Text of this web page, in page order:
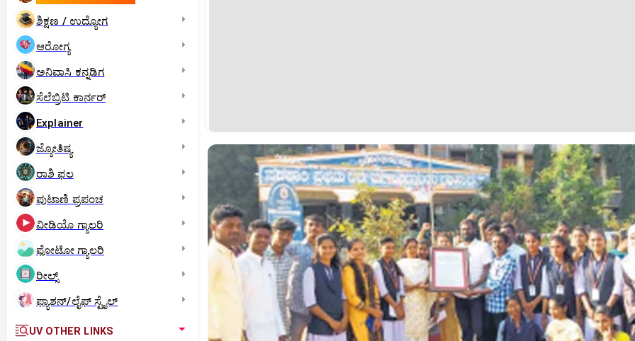
ಶಿಕ್ಷಣ / ಉದ್ಯೋಗ
ಆರೋಗ್ಯ
ಅನಿವಾಸಿ ಕನ್ನಡಿಗ
ಸೆಲೆಬ್ರಿಟಿ ಕಾರ್ನರ್‌
Explainer
ಜ್ಯೋತಿಷ್ಯ
ರಾಶಿ ಫಲ
ಪುಟಾಣಿ ಪ್ರಪಂಚ
ವೀಡಿಯೊ ಗ್ಯಾಲರಿ
ಫೋಟೋ ಗ್ಯಾಲರಿ
ರೀಲ್ಸ್
ಫ್ಯಾಶನ್/ಲೈಫ್‌ ಸ್ಟೈಲ್
UV OTHER LINKS